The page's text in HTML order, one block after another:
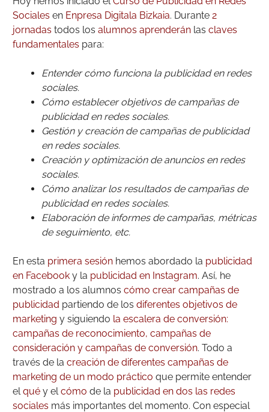
Sociales en Enpresa Digitala Bizkaia. Durante 2
jornadas todos los alumnos aprenderán las claves
fundamentales para:
Entender cómo funciona la publicidad en redes
sociales.
Cómo establecer objetivos de campañas de
publicidad en redes sociales.
Gestión y creación de campañas de publicidad
en redes sociales.
Creación y optimización de anuncios en redes
sociales.
Cómo analizar los resultados de campañas de
publicidad en redes sociales.
Elaboración de informes de campañas, métricas
de seguimiento, etc.
En esta primera sesión hemos abordado la publicidad
en Facebook y la publicidad en Instagram. Así, he
mostrado a los alumnos cómo crear campañas de
publicidad partiendo de los diferentes objetivos de
marketing y siguiendo la escalera de conversión:
campañas de reconocimiento, campañas de
consideración y campañas de conversión. Todo a
través de la creación de diferentes campañas de
marketing de un modo práctico que permite entender
el qué y el cómo de la publicidad en dos las redes
sociales más importantes del momento. Con especial